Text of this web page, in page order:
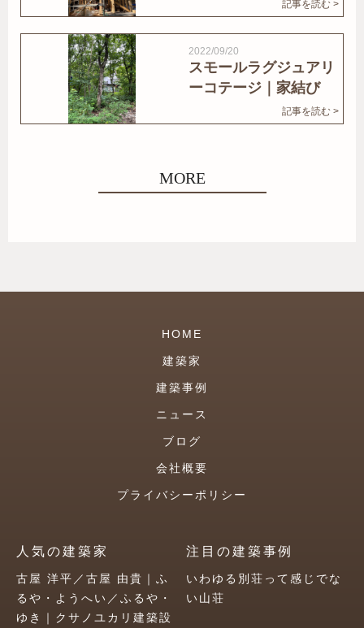
記事を読む >
2022/09/20
スモールラグジュアリ
ーコテージ｜家結び
記事を読む >
MORE
HOME
建築家
建築事例
ニュース
ブログ
会社概要
プライバシーポリシー
人気の建築家
古屋 洋平／古屋 由貴｜ふ
るや・ようへい／ふるや・
ゆき｜クサノユカリ建築設
注目の建築事例
いわゆる別荘って感じでな
い山荘